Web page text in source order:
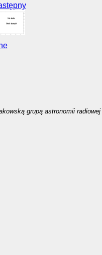
grupą astronomii